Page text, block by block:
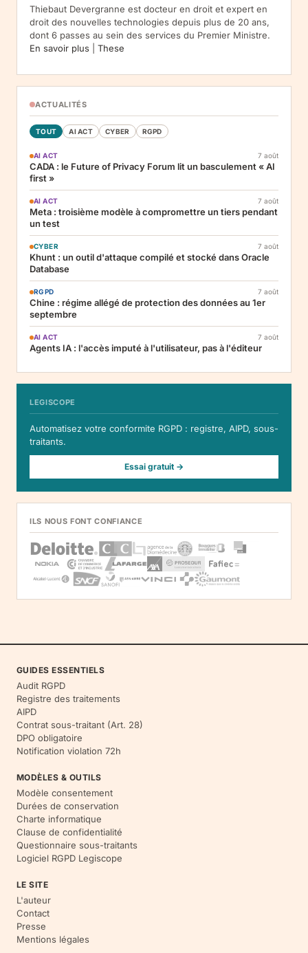
Thiebaut Devergranne est docteur en droit et expert en
droit des nouvelles technologies depuis plus de 20 ans,
dont 6 passes au sein des services du Premier Ministre.
En savoir plus
These
ACTUALITÉS
TOUT AI ACT CYBER RGPD
AI ACT 7 août
CADA : le Future of Privacy Forum lit un basculement « AI
first »
AI ACT 7 août
Meta : troisième modèle à compromettre un tiers pendant
un test
CYBER 7 août
Khunt : un outil d'attaque compilé et stocké dans Oracle
Database
RGPD 7 août
Chine : régime allégé de protection des données au 1er
septembre
AI ACT 7 août
Agents IA : l'accès imputé à l'utilisateur, pas à l'éditeur
LEGISCOPE
Automatisez votre conformite RGPD : registre, AIPD, sous-
traitants.
Essai gratuit →
ILS NOUS FONT CONFIANCE
GUIDES ESSENTIELS
Audit RGPD
Registre des traitements
AIPD
Contrat sous-traitant (Art. 28)
DPO obligatoire
Notification violation 72h
MODÈLES & OUTILS
Modèle consentement
Durées de conservation
Charte informatique
Clause de confidentialité
Questionnaire sous-traitants
Logiciel RGPD Legiscope
LE SITE
L'auteur
Contact
Presse
Mentions légales